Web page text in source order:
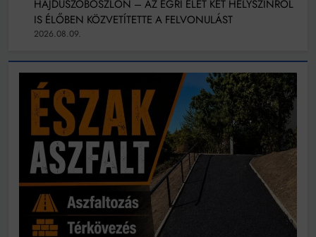
HAJDÚSZOBOSZLÓN – AZ EGRI ÉLET KÉT HELYSZÍNRŐL
IS ÉLŐBEN KÖZVETÍTETTE A FELVONULÁST
2026.08.09.